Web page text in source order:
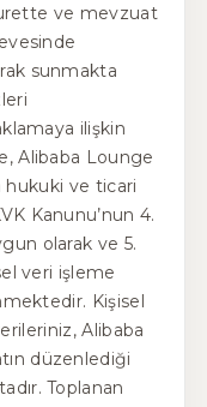
ve mevzuat
sunmakta
ilişkin
Alibaba Lounge
hukuki ve ticari
Kanunu’nun 4.
olarak ve 5.
veri işleme
Kişisel
Alibaba
düzenlediği
Toplanan